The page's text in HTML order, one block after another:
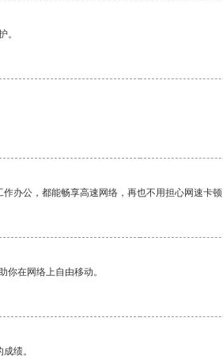
。
办公，都能畅享高速网络，再也不用担心网速卡顿
在网络上自由移动。
绩。